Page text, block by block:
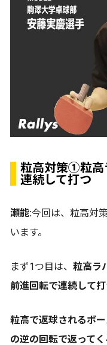
粒高対策①粒高
連続して打つ
瀬能:今回は、粒高対
います。
まず1つ目は、 粒高ラ
前進回転で連続して
粒高で返球されるボ
の逆の回転で返ってく